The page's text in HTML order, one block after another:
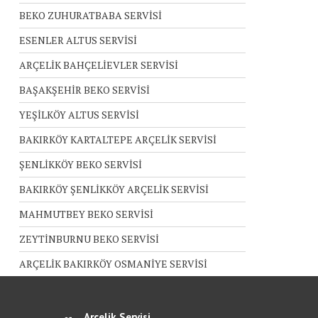
BEKO ZUHURATBABA SERVİSİ
ESENLER ALTUS SERVİSİ
ARÇELİK BAHÇELİEVLER SERVİSİ
BAŞAKŞEHİR BEKO SERVİSİ
YEŞİLKÖY ALTUS SERVİSİ
BAKIRKÖY KARTALTEPE ARÇELİK SERVİSİ
ŞENLİKKÖY BEKO SERVİSİ
BAKIRKÖY ŞENLİKKÖY ARÇELİK SERVİSİ
MAHMUTBEY BEKO SERVİSİ
ZEYTİNBURNU BEKO SERVİSİ
ARÇELİK BAKIRKÖY OSMANİYE SERVİSİ